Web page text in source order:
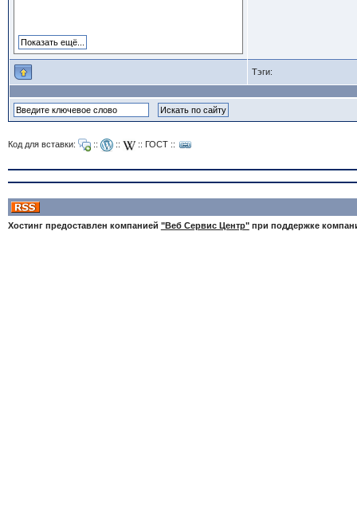
Тэги:
Код для вставки: :: :: :: ГОСТ::
Хостинг предоставлен компанией "Веб Сервис Центр"при поддержке